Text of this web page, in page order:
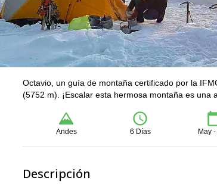
Octavio, un guía de montaña certificado por la
(5752 m). ¡Escalar esta hermosa montaña es una
Andes 6 Días May
Descripción